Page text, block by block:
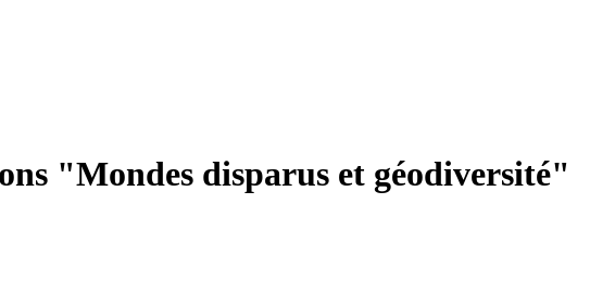
"Mondes disparus et géodiversité"